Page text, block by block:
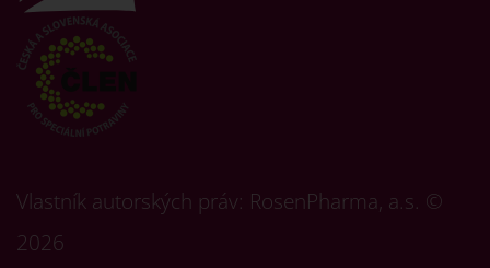
Vlastník autorských práv: RosenPharma, a.s. ©
2026